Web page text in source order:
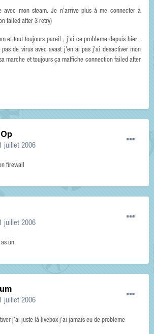
avec mon steam. Je n'arrive plus à me connecter à
failed after 3 retry)
et tout toujours pareil , j'ai ce probleme depuis hier .
de virus avec avast j'en ai pas j'ai desactiver mon
marche et toujours ça maffiche connection failed after
juillet 2006
firewall
juillet 2006
un.
juillet 2006
j'ai juste là livebox j'ai jamais eu de probleme